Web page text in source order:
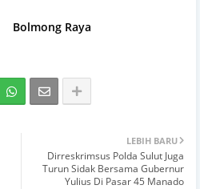
Bolmong Raya
LEBIH BARU
Dirreskrimsus Polda Sulut Juga
Turun Sidak Bersama Gubernur
Yulius Di Pasar 45 Manado